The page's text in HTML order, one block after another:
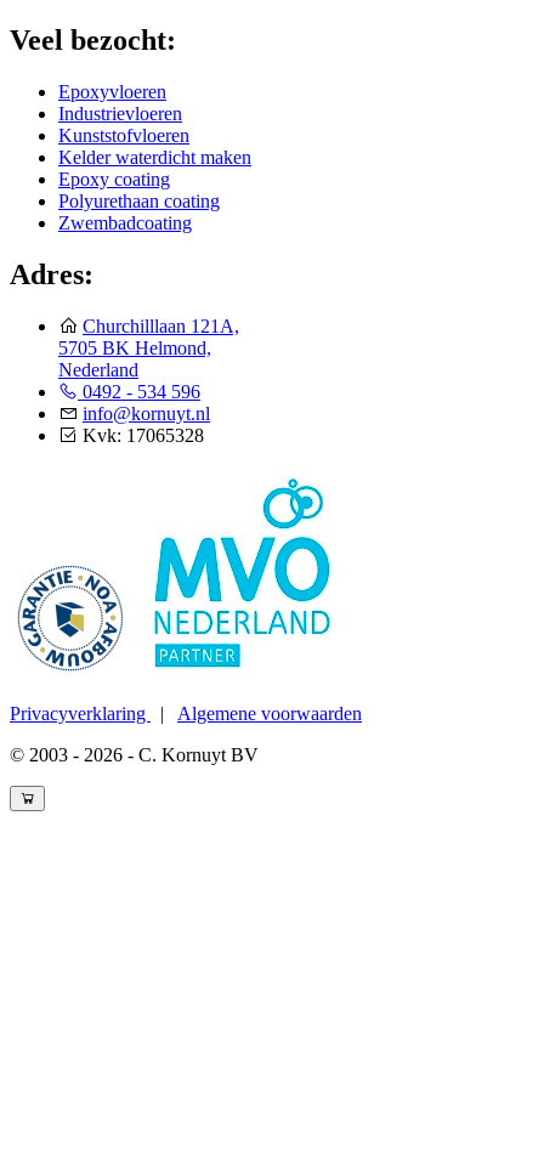
Veel bezocht:
Epoxyvloeren
Industrievloeren
Kunststofvloeren
Kelder waterdicht maken
Epoxy coating
Polyurethaan coating
Zwembadcoating
Adres:
Churchilllaan 121A,
5705 BK Helmond,
Nederland
0492 - 534 596
info@kornuyt.nl
Kvk: 17065328
Privacyverklaring | Algemene voorwaarden
© 2003 - 2026 - C. Kornuyt BV